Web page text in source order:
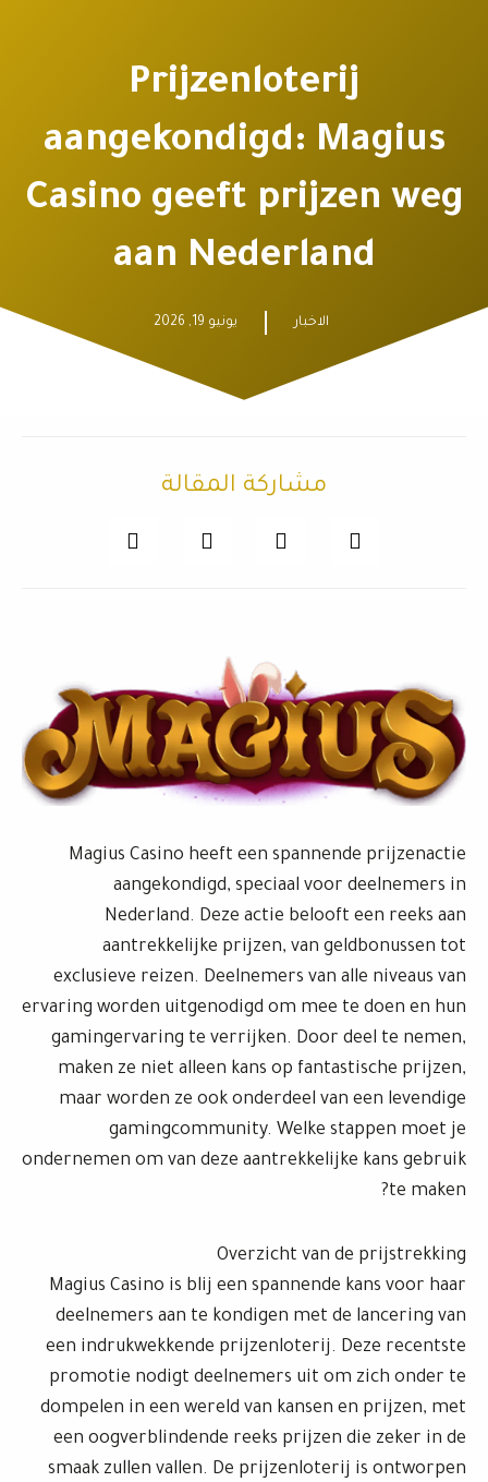
Prijzenloterij
aangekondigd: Magius
Casino geeft prijzen weg
aan Nederland
الاخبار يونيو 19, 2026
مشاركة المقالة
Magius Casino heeft een spannende prijzenactie
aangekondigd, speciaal voor deelnemers in
Nederland. Deze actie belooft een reeks aan
aantrekkelijke prijzen, van geldbonussen tot
exclusieve reizen. Deelnemers van alle niveaus van
ervaring worden uitgenodigd om mee te doen en hun
gamingervaring te verrijken. Door deel te nemen,
maken ze niet alleen kans op fantastische prijzen,
maar worden ze ook onderdeel van een levendige
gamingcommunity. Welke stappen moet je
ondernemen om van deze aantrekkelijke kans gebruik
te maken?
Overzicht van de prijstrekking
Magius Casino is blij een spannende kans voor haar
deelnemers aan te kondigen met de lancering van
een indrukwekkende prijzenloterij. Deze recentste
promotie nodigt deelnemers uit om zich onder te
dompelen in een wereld van kansen en prijzen, met
een oogverblindende reeks prijzen die zeker in de
smaak zullen vallen. De prijzenloterij is ontworpen